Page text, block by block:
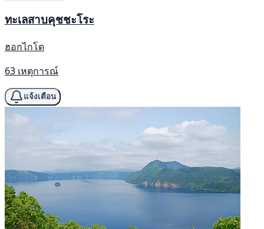
ทะเลสาบคุชชะโระ
ฮอกไกโด
63 เหตุการณ์
แจ้งเตือน